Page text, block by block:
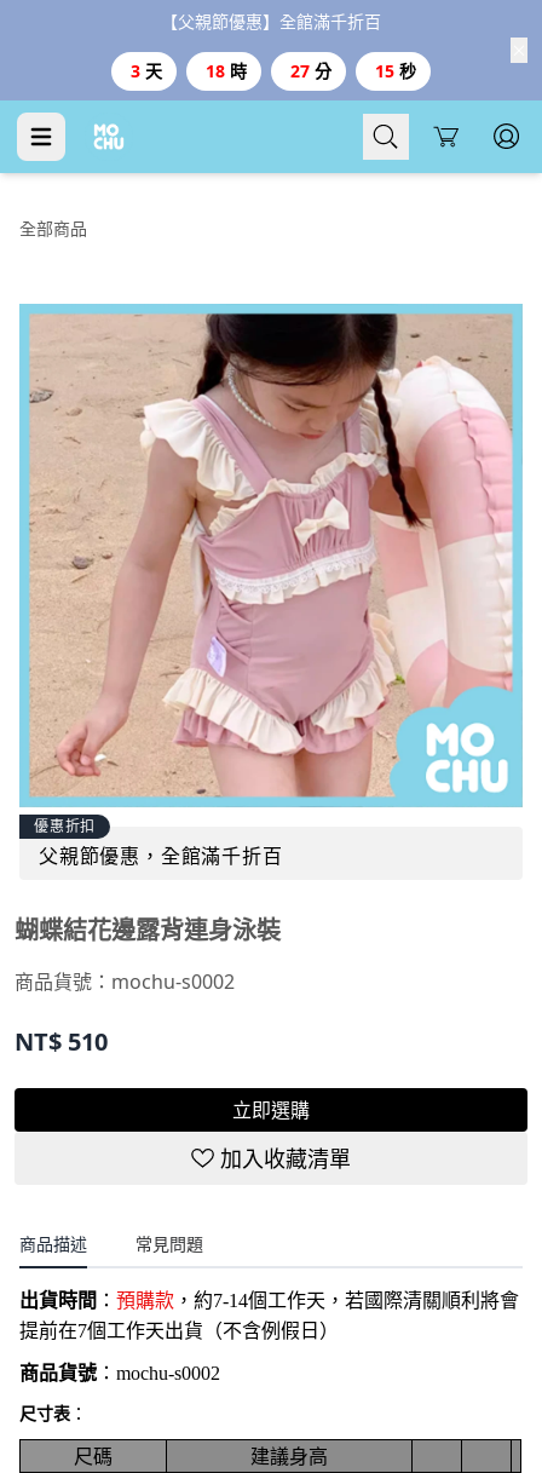
【父親節優惠】全館滿千折百
3 天 18 時 27 分 14 秒
Cart
全部商品
優惠折扣
父親節優惠，全館滿千折百
蝴蝶結花邊露背連身泳裝
商品貨號： mochu-s0002
NT$ 510
立即選購
加入收藏清單
商品描述 常見問題
出貨時間 ： 預購款 ，約7-14個工作天，若國際清關順利將會
提前在7個工作天出貨（不含例假日）
商品貨號： mochu-s0002
尺寸表 ：
尺碼
建議身高